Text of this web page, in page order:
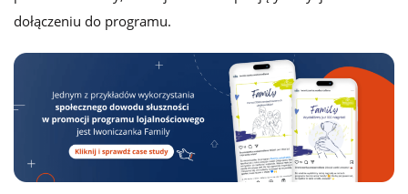
dołączeniu do programu.